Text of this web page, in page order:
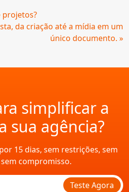
projetos?
da criação até a mídia em um
único documento. »
simplificar a
sua agência?
15 dias, sem restrições, sem
compromisso.
Teste Agora